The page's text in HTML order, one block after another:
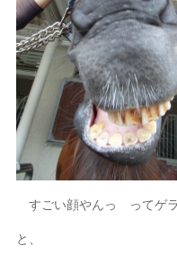
すごい顔やんっ ってゲラ
と、